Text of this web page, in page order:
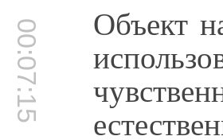
00:07:15 Объект